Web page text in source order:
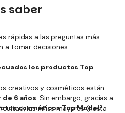
saber
rápidas a las preguntas más
a tomar decisiones.
los productos Top
creativos y cosméticos están
de 6 años. Sin embargo, gracias a
las niñas mayores (hasta
cosméticos Top Model?